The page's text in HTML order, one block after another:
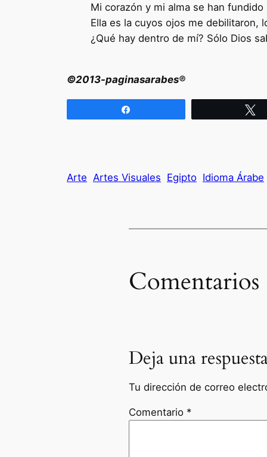
Mi corazón y mi alma se han
Ella es la cuyos ojos me debilitaron,
¿Qué hay dentro de mí? Sólo Dios
©2013-paginasarabes®
Arte Artes Visuales Egipto Idioma Árabe
Comentarios
Deja una
Tu dirección de correo
Comentario *